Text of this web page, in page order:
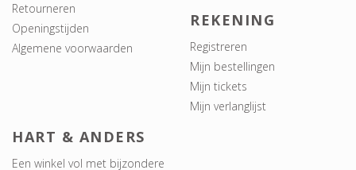
Retourneren
Openingstijden
Algemene voorwaarden
REKENING
Registreren
Mijn bestellingen
Mijn tickets
Mijn verlanglijst
HART & ANDERS
Een winkel vol met bijzondere